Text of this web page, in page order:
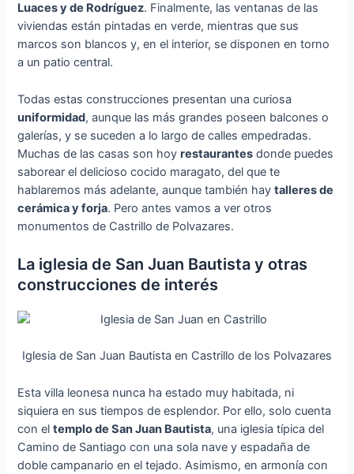
Luaces y de Rodríguez. Finalmente, las ventanas de las
viviendas están pintadas en verde, mientras que sus
marcos son blancos y, en el interior, se disponen en torno
a un patio central.
Todas estas construcciones presentan una curiosa
uniformidad, aunque las más grandes poseen balcones o
galerías, y se suceden a lo largo de calles empedradas.
Muchas de las casas son hoyrestaurantes donde puedes
saborear el delicioso cocido maragato, del que te
hablaremos más adelante, aunque también haytalleres de
cerámica y forja. Pero antes vamos a ver otros
monumentos de Castrillo de Polvazares.
La iglesia de San Juan Bautista y otras
construcciones de interés
Iglesia de San Juan Bautista en Castrillo de los Polvazares
Esta villa leonesa nunca ha estado muy habitada, ni
siquiera en sus tiempos de esplendor. Por ello, solo cuenta
con eltemplo de San Juan Bautista, una iglesia típica del
Camino de Santiago con una sola nave y espadaña de
doble campanario en el tejado. Asimismo, en armonía con